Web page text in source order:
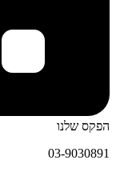
הפקס שלנו
03-9030891